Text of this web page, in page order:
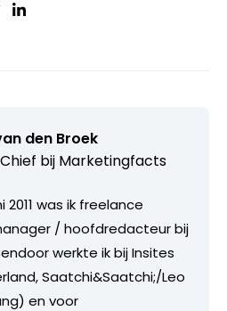
den Broek
bij Marketingfacts
was ik freelance
/ hoofdredacteur bij
werkte ik bij Insites
Saatchi&Saatchi;/Leo
en voor